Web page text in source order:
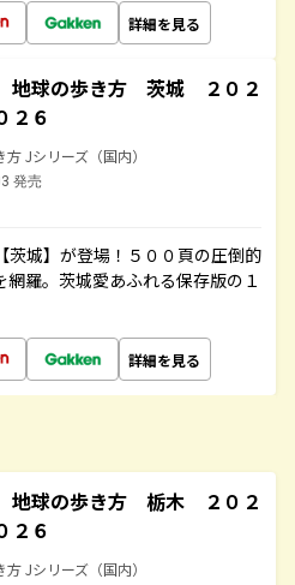
詳細を見る
地球の歩き方 茨城 ２０２
２６
Jシリーズ（国内）
発売
茨城】が登場！５００頁の圧倒的
羅。茨城愛あふれる保存版の１
詳細を見る
地球の歩き方 栃木 ２０２
２６
Jシリーズ（国内）